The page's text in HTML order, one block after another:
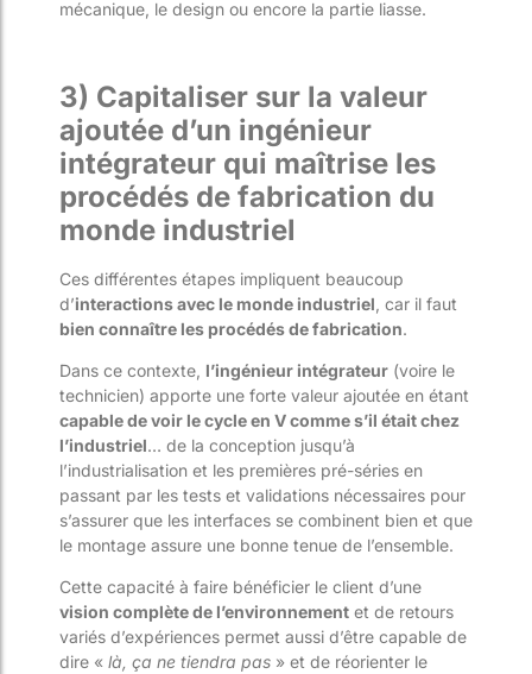
mécanique, le design ou encore la partie liasse.
3) Capitaliser sur la valeur
ajoutée d’un ingénieur
intégrateur qui maîtrise les
procédés de fabrication du
monde industriel
Ces différentes étapes impliquent beaucoup
d’interactions avec le monde industriel , car il faut
bien connaître les procédés de fabrication.
Dans ce contexte, l’ingénieur intégrateur (voire le
technicien) apporte une forte valeur ajoutée en étant
capable de voir le cycle en V comme s’il était chez
l’industriel… de la conception jusqu’à
l’industrialisation et les premières pré-séries en
passant par les tests et validations nécessaires pour
s’assurer que les interfaces se combinent bien et que
le montage assure une bonne tenue de l’ensemble.
Cette capacité à faire bénéficier le client d’une
vision complète de l’environnement et de retours
variés d’expériences permet aussi d’être capable de
dire « là, ça ne tiendra pas » et de réorienter le